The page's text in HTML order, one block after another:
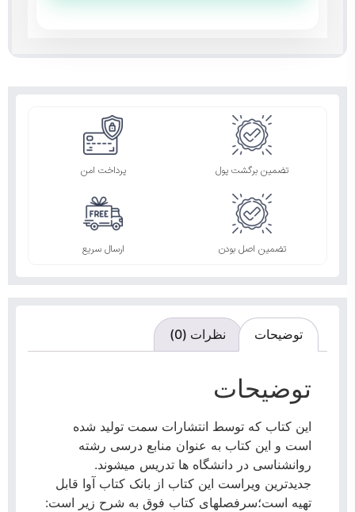
تضمین برگشت پول پرداخت امن
تضمین اصل بودن ارسال سریع
توضیحات نظرات (0)
توضیحات
این کتاب که توسط انتشارات سمت تولید شده
است و این کتاب به عنوان منابع درسی رشته
روانشناسی در دانشگاه ها تدریس میشوند.
جدیدترین ویراست این کتاب از بانک کتاب آوا قابل
تهیه است؛سرفصلهای کتاب فوق به شرح زیر است: